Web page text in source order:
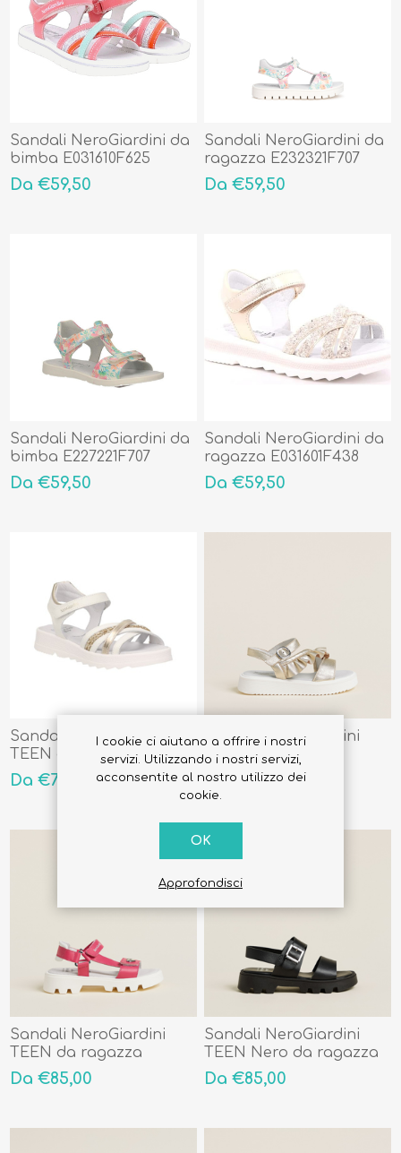
Sandali NeroGiardini da
bimba E031610F625
Da €59,50
Sandali NeroGiardini da
ragazza E232321F707
Da €59,50
Sandali NeroGiardini da
bimba E227221F707
Da €59,50
Sandali NeroGiardini da
ragazza E031601F438
Da €59,50
Sandali NeroGiardini
TEEN da ragazza
E432972F707
Da €75,00
Sandali NeroGiardini
TEEN da ragazza
E432991F418
Da €79,50
Sandali NeroGiardini
TEEN da ragazza
E433011F609
Da €85,00
Sandali NeroGiardini
TEEN Nero da ragazza
E433010F100
Da €85,00
I cookie ci aiutano a offrire i nostri
servizi. Utilizzando i nostri servizi,
acconsentite al nostro utilizzo dei
cookie.
OK
Approfondisci